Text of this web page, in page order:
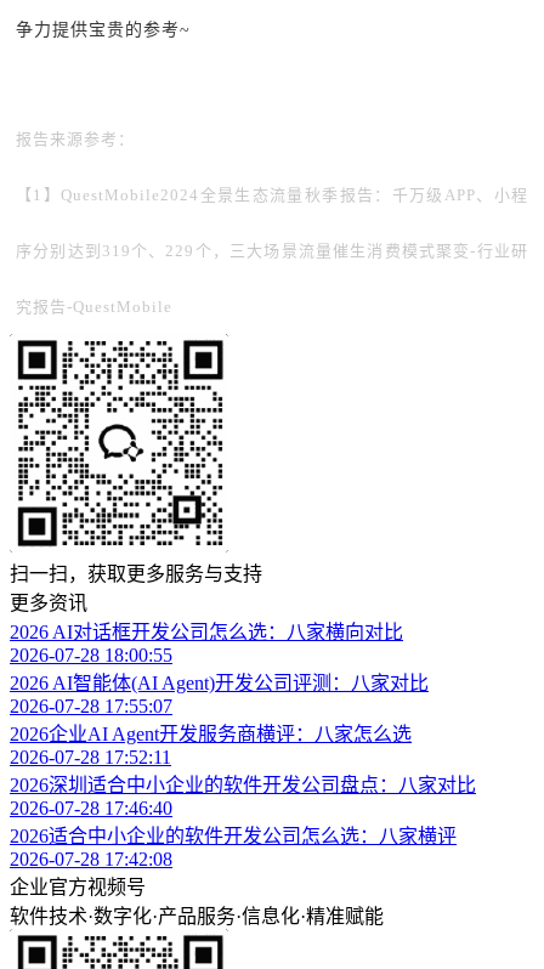
争力提供宝贵的参考~
报告来源参考：
【1】QuestMobile2024全景生态流量秋季报告：千万级APP、小程
序分别达到319个、229个，三大场景流量催生消费模式聚变-行业研
究报告-QuestMobile
扫一扫，获取更多服务与支持
更多资讯
2026 AI对话框开发公司怎么选：八家横向对比
2026-07-28 18:00:55
2026 AI智能体(AI Agent)开发公司评测：八家对比
2026-07-28 17:55:07
2026企业AI Agent开发服务商横评：八家怎么选
2026-07-28 17:52:11
2026深圳适合中小企业的软件开发公司盘点：八家对比
2026-07-28 17:46:40
2026适合中小企业的软件开发公司怎么选：八家横评
2026-07-28 17:42:08
企业官方视频号
软件技术·数字化·产品服务·信息化·精准赋能